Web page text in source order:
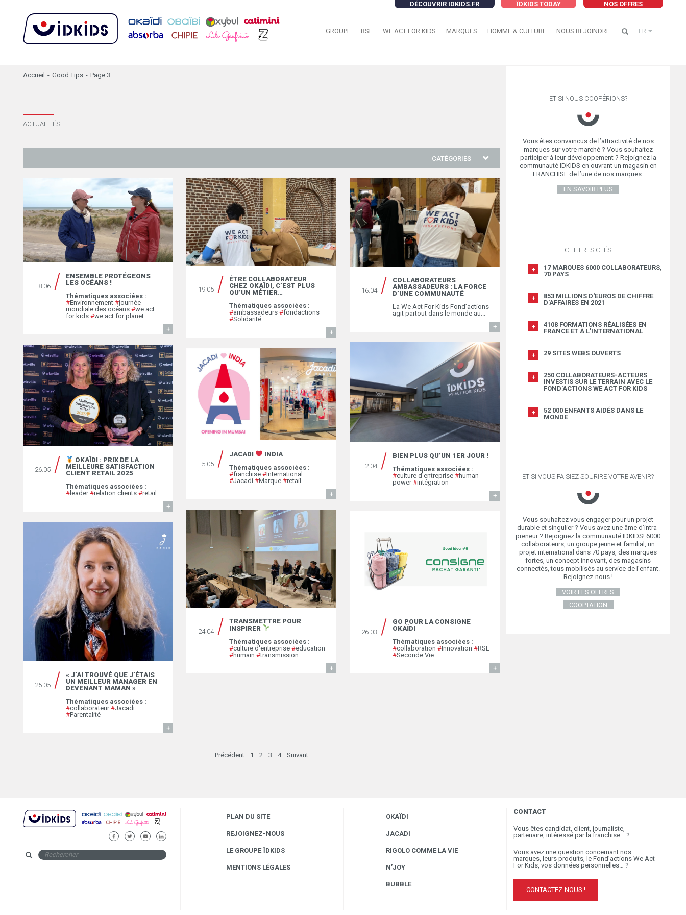
DÉCOUVRIR IDKIDS.FR NOS OFFRES
ÏDKIDS TODAY
GROUPE RSE WE ACT FOR KIDS MARQUES HOMME & CULTURE NOUS REJOINDRE FR
Accueil - Good Tips - Page 3
ACTUALITÉS
CATÉGORIES
8.06
ENSEMBLE PROTÉGEONS
LES OCÉANS !
Thématiques associées :
#Environnement #journée
mondiale des océans #we act
for kids #we act for planet
26.05
OKAÏDI : PRIX DE LA
MEILLEURE SATISFACTION
CLIENT RETAIL 2025
Thématiques associées :
# leader#relation clients #retail
25.05
« J’AI TROUVÉ QUE J’ÉTAIS
UN MEILLEUR MANAGER EN
DEVENANT MAMAN »
Thématiques associées :
#collaborateur#Jacadi
#Parentalité
19.05
ÊTRE COLLABORATEUR
CHEZ OKAÏDI, C’EST PLUS
QU’UN MÉTIER…
Thématiques associées :
#ambassadeurs #fondactions
#Solidarité
5.05
JACADI
INDIA
Thématiques associées :
#franchise #International
#Jacadi #Marque #retail
24.04
TRANSMETTRE POUR
INSPIRER
Thématiques associées :
#culture d'entreprise #education
#humain #transmission
16.04
COLLABORATEURS
AMBASSADEURS : LA FORCE
D’UNE COMMUNAUTÉ
La We Act For Kids Fond’actions
agit partout dans le monde au...
EN SAVOIR
2.04
BIEN PLUS QU’UN 1ER JOUR !
Thématiques associées :
#culture d'entreprise #human
power#intégration
26.03
GO POUR LA CONSIGNE
OKAÏDI
Thématiques associées :
#collaboration #Innovation #RSE
#Seconde Vie
Précédent 1 2 3 4 Suivant
ET SI NOUS COOPÉRIONS?
Vous êtes convaincus de l’attractivité de nos
marques sur votre marché ? Vous souhaitez
participer à leur développement ? Rejoignez la
communauté IDKIDS en ouvrant un magasin en
FRANCHISE de l’une de nos marques.
EN SAVOIR PLUS
CHIFFRES CLÉS
17 MARQUES 6000 COLLABORATEURS,
70 PAYS
853 MILLIONS D'EUROS DE CHIFFRE
D'AFFAIRES EN 2021
4108 FORMATIONS RÉALISÉES EN
FRANCE ET À L'INTERNATIONAL
29 SITES WEBS OUVERTS
250 COLLABORATEURS-ACTEURS
INVESTIS SUR LE TERRAIN AVEC LE
FOND'ACTIONS WE ACT FOR KIDS
52 000 ENFANTS AIDÉS DANS LE
MONDE
ET SI VOUS FAISIEZ SOURIRE VOTRE AVENIR?
Vous souhaitez vous engager pour un projet
durable et singulier ? Vous avez une âme d’intra-
preneur ? Rejoignez la communauté IDKIDS! 6000
collaborateurs, un groupe jeune et familial, un
projet international dans 70 pays, des marques
fortes, un concept innovant, des magasins
connectés, tous mobilisés au service de l’enfant.
Rejoignez-nous !
VOIR LES OFFRES
COOPTATION
FACEBOOKTWITTERYOUTUBELINKEDIN
PLAN DU SITE
REJOIGNEZ-NOUS
LE GROUPE ÏDKIDS
MENTIONS LÉGALES
OKAÏDI
JACADI
RIGOLO COMME LA VIE
N’JOY
BUBBLE
CONTACT
Vous êtes candidat, client, journaliste,
partenaire, intéressé par la franchise… ?
Vous avez une question concernant nos
marques, leurs produits, le Fond’actions We Act
For Kids, vos données personnelles… ?
CONTACTEZ-NOUS !